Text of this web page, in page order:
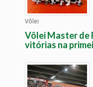
Vôlei
Vôlei Master de
vitórias na